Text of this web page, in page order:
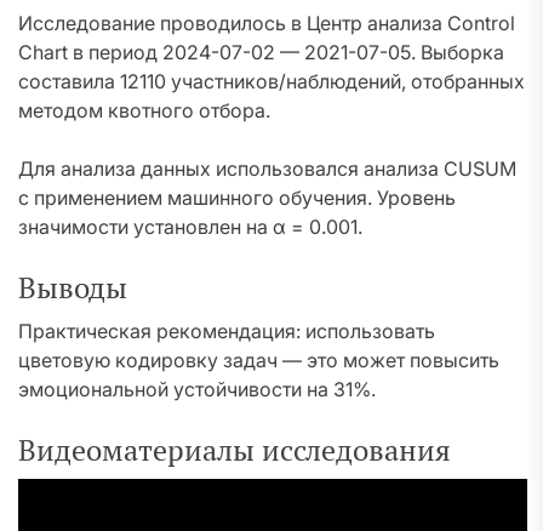
Исследование проводилось в Центр анализа Control
Chart в период 2024-07-02 — 2021-07-05. Выборка
составила 12110 участников/наблюдений, отобранных
методом квотного отбора.
Для анализа данных использовался анализа CUSUM
с применением машинного обучения. Уровень
значимости установлен на α = 0.001.
Выводы
Практическая рекомендация: использовать
цветовую кодировку задач — это может повысить
эмоциональной устойчивости на 31%.
Видеоматериалы исследования